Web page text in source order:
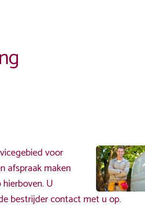
voor
afspraak maken
U
bestrijder contact met u op.